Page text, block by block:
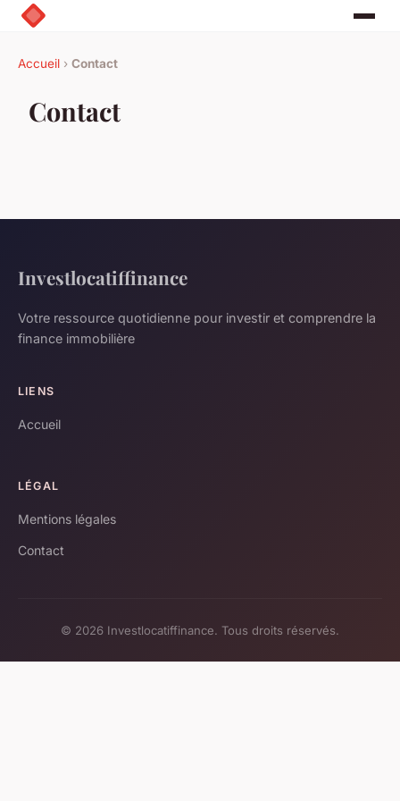
Accueil › Contact
Contact
Investlocatiffinance
Votre ressource quotidienne pour investir et comprendre la
finance immobilière
LIENS
Accueil
LÉGAL
Mentions légales
Contact
© 2026 Investlocatiffinance. Tous droits réservés.